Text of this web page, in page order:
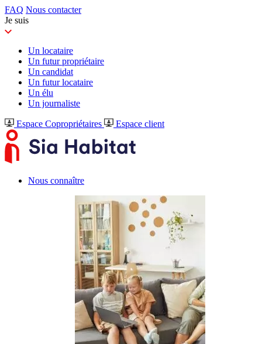
FAQ Nous contacter
Je suis
Un locataire
Un futur propriétaire
Un candidat
Un futur locataire
Un élu
Un journaliste
Espace Copropriétaires Espace client
Nous connaître